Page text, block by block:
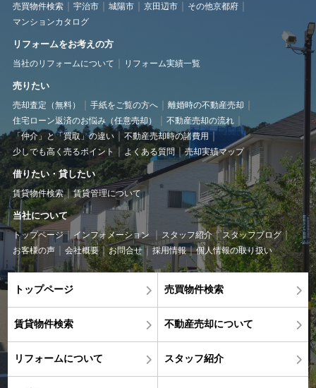
売買物件検索 宇治市 城陽市 京田辺市
その他京都府
マンションカタログ
リフォームをお考えの方
当社のリフォームについて リフォーム実績一覧
売りたい
売却査定（無料） 手紙をご覧の方へ
離婚時の不動産売却
住宅ローン返済のお悩み（任意売却）
不動産売却の流れ
「仲介」と「買取」の違い
不動産売却時の諸費用
少しでも高く売るポイント
よくある質問 売却実績マップ
借りたい・貸したい
賃貸物件検索 賃貸管理について
当社について
トップページ インフォメーション スタッフ紹介
スタッフブログ
お客様の声
会社概要 お問合せ 採用情報 個人情報の取り扱い
トップページ 売買物件検索
賃貸物件検索 不動産売却について
リフォームについて スタッフ紹介